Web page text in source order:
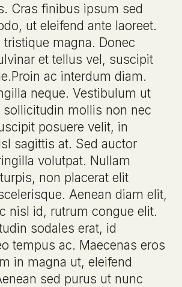
Cras finibus ipsum sed
ut eleifend ante laoreet.
tristique magna. Donec
et tellus vel, suscipit
ac interdum diam.
neque. Vestibulum ut
mollis non nec
posuere velit, in
sagittis at. Sed auctor
volutpat. Nullam
non placerat elit
Aenean diam elit,
nisl id, rutrum congue elit.
sodales erat, id
tempus ac. Maecenas eros
in magna ut, eleifend
sed purus ut nunc